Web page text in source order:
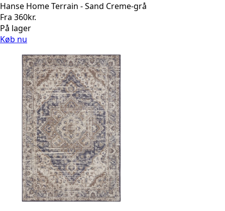
Hanse Home Terrain - Sand Creme-grå
Fra 360kr.
På lager
Køb nu